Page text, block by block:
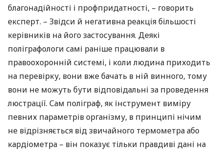
благонадійності і профпридатності, – говорить
експерт. – Звідси й негативна реакція більшості
керівників на його застосування. Деякі
поліграфологи самі раніше працювали в
правоохоронній системі, і коли людина приходить
на перевірку, вони вже бачать в ній винного, тому
вони не можуть бути відповідальні за проведення
люстрації. Сам поліграф, як інструмент виміру
певних параметрів організму, в принципі нічим
не відрізняється від звичайного термометра або
кардіометра – він показує тільки правдиві дані на